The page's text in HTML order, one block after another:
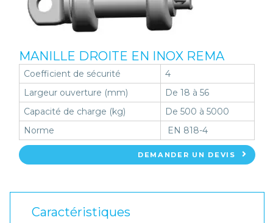
MANILLE DROITE EN INOX REMA
Coefficient de sécurité
4
Largeur ouverture (mm)
De 18 à 56
Capacité de charge (kg)
De 500 à 5000
Norme
EN 818-4
DEMANDER UN DEVIS
Caractéristiques